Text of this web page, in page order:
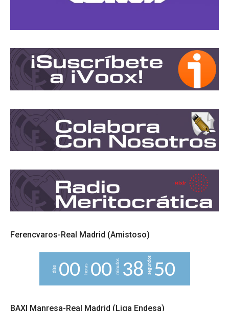
Ferencvaros-Real Madrid (Amistoso)
días 00 horas 00 minutos 38 segundos4
59
0
BAXI Manresa-Real Madrid (Liga Endesa)